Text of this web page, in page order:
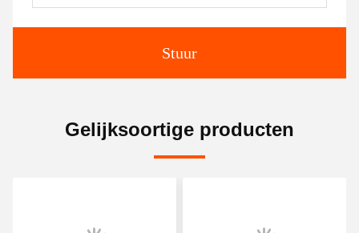
Stuur
Gelijksoortige producten